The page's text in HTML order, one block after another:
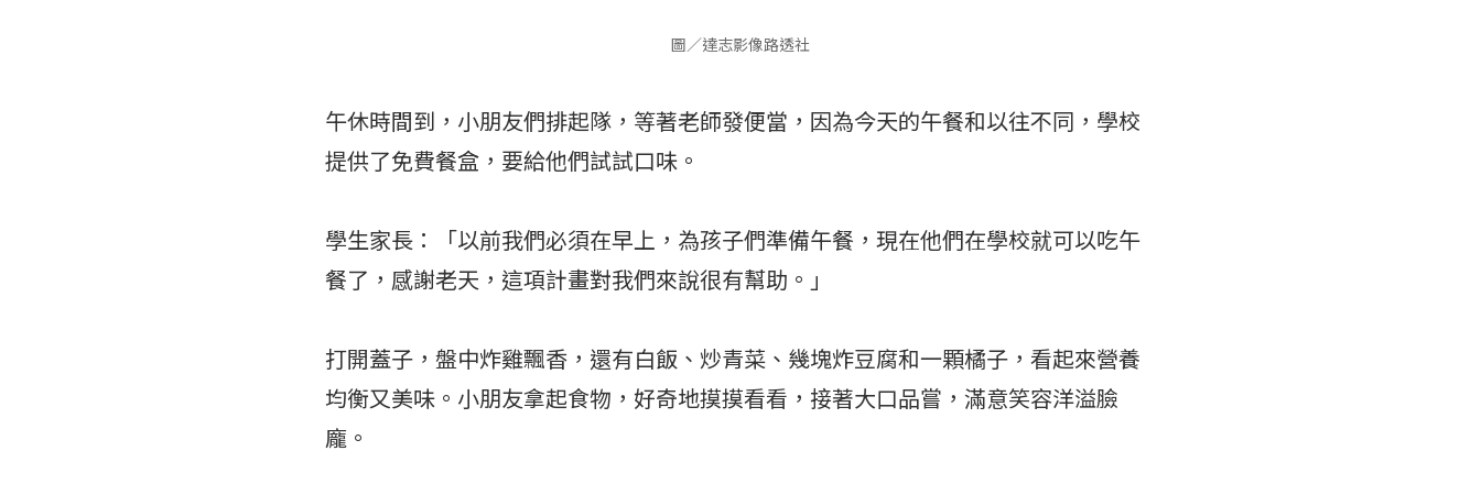
圖／達志影像路透社
午休時間到，小朋友們排起隊，等著老師發便當，因為今天的午餐和以往不同，學校
提供了免費餐盒，要給他們試試口味。
學生家長：「以前我們必須在早上，為孩子們準備午餐，現在他們在學校就可以吃午
餐了，感謝老天，這項計畫對我們來說很有幫助。」
打開蓋子，盤中炸雞飄香，還有白飯、炒青菜、幾塊炸豆腐和一顆橘子，看起來營養
均衡又美味。小朋友拿起食物，好奇地摸摸看看，接著大口品嘗，滿意笑容洋溢臉
龐。